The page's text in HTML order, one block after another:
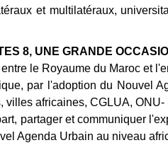
et multilatéraux,
8, UNE GRANDE
le Royaume du Maroc et
par l'adoption du
africaines, CGLUA,
partager et communiquer
Agenda Urbain au niveau